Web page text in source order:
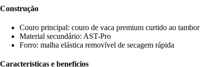
Construção
Couro principal: couro de vaca premium curtido ao tambor
Material secundário: AST-Pro
Forro: malha elástica removível de secagem rápida
Características e benefícios